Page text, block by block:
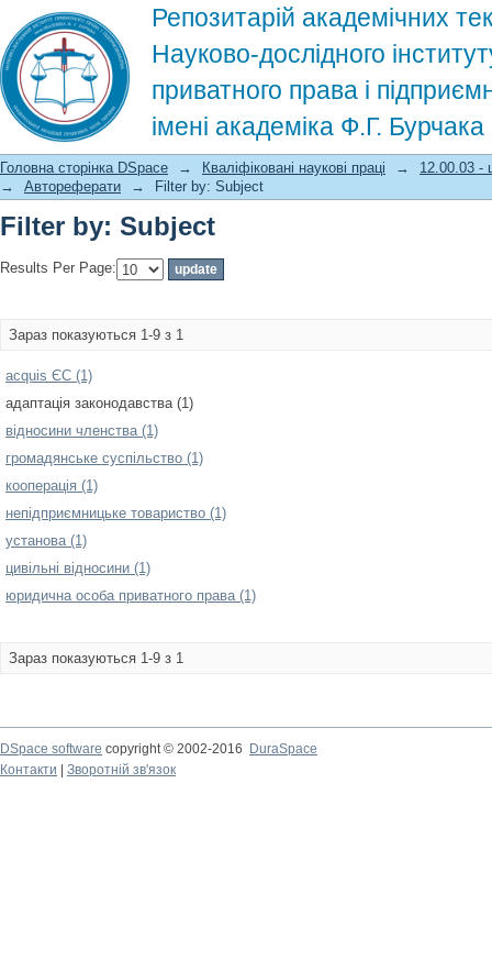
Репозитарій академічних
Науково-дослідного
приватного права і
імені академіка Ф.Г.
Filter by: Subject
Головна сторінка DSpace → Кваліфіковані наукові праці →
12.00.03 -
→
Автореферати → Filter by: Subject
Filter by: Subject
Results Per Page:
Зараз показуються 1-9 з 1
acquis ЄС (1)
адаптація законодавства (1)
відносини членства (1)
громадянське суспільство (1)
кооперація (1)
непідприємницьке товариство (1)
установа (1)
цивільні відносини (1)
юридична особа приватного права (1)
Зараз показуються 1-9 з 1
DSpace software copyright © 2002-2016
DuraSpace
Контакти
Зворотній зв'язок